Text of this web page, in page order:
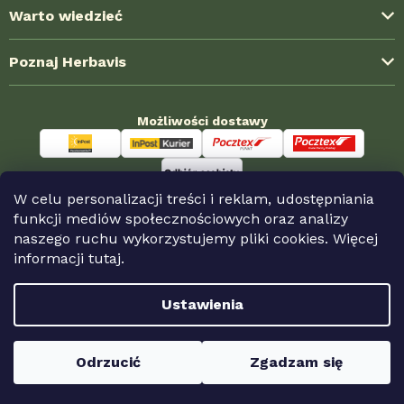
W celu personalizacji treści i reklam, udostępniania
funkcji mediów społecznościowych oraz analizy
naszego ruchu wykorzystujemy pliki cookies. Więcej
informacji tutaj.
Ustawienia
Odrzucić Zgadzam się
Dostawa i koszty wysyłki
Formy płatności
Jak kupować?
Reklamacja i zwroty
Warto wiedzieć
Blog ze świata ziół
Najczęstsze pytania (FAQ)
Współpraca hurtowa
Sklepy partnerskie
Poznaj Herbavis
Kontakt
Nagrody HerbaKlubu
Możliwości dostawy
Możliwości płatności
Opracował Shoptet Premium
Copyright 2026Herbavis.pl. Wszystkie prawa
zastrzeżone.